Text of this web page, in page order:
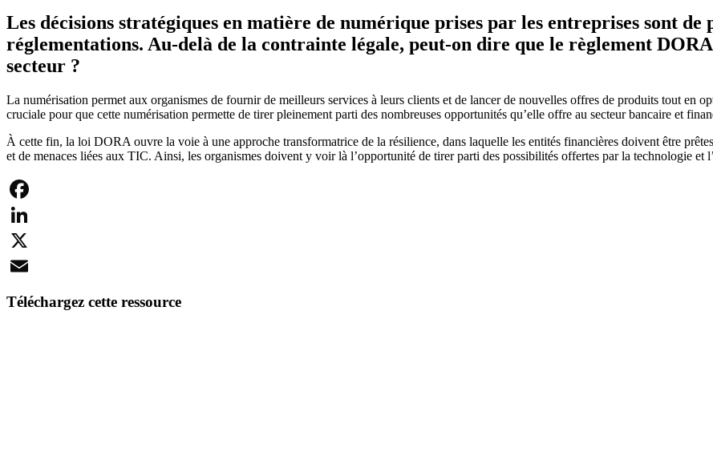
Les décisions stratégiques en matière de numérique prises par les entreprises sont de
réglementations. Au-delà de la contrainte légale, peut-on dire que le règlement
secteur ?
La numérisation permet aux organismes de fournir de meilleurs services à leurs clients et de lancer de nouvelles offres de produits tout en
cruciale pour que cette numérisation permette de tirer pleinement parti des nombreuses opportunités qu’elle offre au secteur bancaire et
À cette fin, la loi DORA ouvre la voie à une approche transformatrice de la résilience, dans laquelle les entités financières doivent être
et de menaces liées aux TIC. Ainsi, les organismes doivent y voir là l’opportunité de tirer parti des possibilités offertes par la technologie et
Facebook
LinkedIn
X
Téléchargez cette ressource